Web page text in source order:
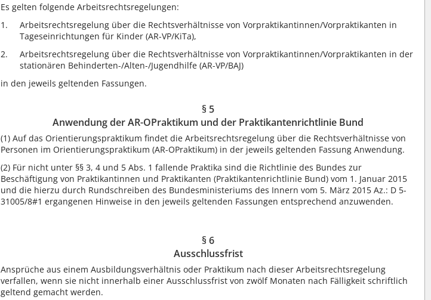
Es gelten folgende Arbeitsrechtsregelungen:
Arbeitsrechtsregelung über die Rechtsverhältnisse von Vorpraktikantinnen/Vorpraktikanten in
Tageseinrichtungen für Kinder (AR-VP/KiTa),
Arbeitsrechtsregelung über die Rechtsverhältnisse von Vorpraktikantinnen/Vorpraktikanten in der
stationären Behinderten-/Alten-/Jugendhilfe (AR-VP/BAJ)
in den jeweils geltenden Fassungen.
§ 5
Anwendung der AR-OPraktikum und der Praktikantenrichtlinie Bund
(1) Auf das Orientierungspraktikum findet die Arbeitsrechtsregelung über die Rechtsverhältnisse von
Personen im Orientierungspraktikum (AR-OPraktikum) in der jeweils geltenden Fassung Anwendung.
(2) Für nicht unter §§ 3, 4 und 5 Abs. 1 fallende Praktika sind die Richtlinie des Bundes zur
Beschäftigung von Praktikantinnen und Praktikanten (Praktikantenrichtlinie Bund) vom 1. Januar 2015
und die hierzu durch Rundschreiben des Bundesministeriums des Innern vom 5. März 2015 Az.: D 5-
31005/8#1 ergangenen Hinweise in den jeweils geltenden Fassungen entsprechend anzuwenden.
§ 6
Ausschlussfrist
Ansprüche aus einem Ausbildungsverhältnis oder Praktikum nach dieser Arbeitsrechtsregelung
verfallen, wenn sie nicht innerhalb einer Ausschlussfrist von zwölf Monaten nach Fälligkeit schriftlich
geltend gemacht werden.